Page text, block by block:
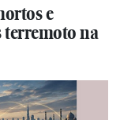
e
terremoto na